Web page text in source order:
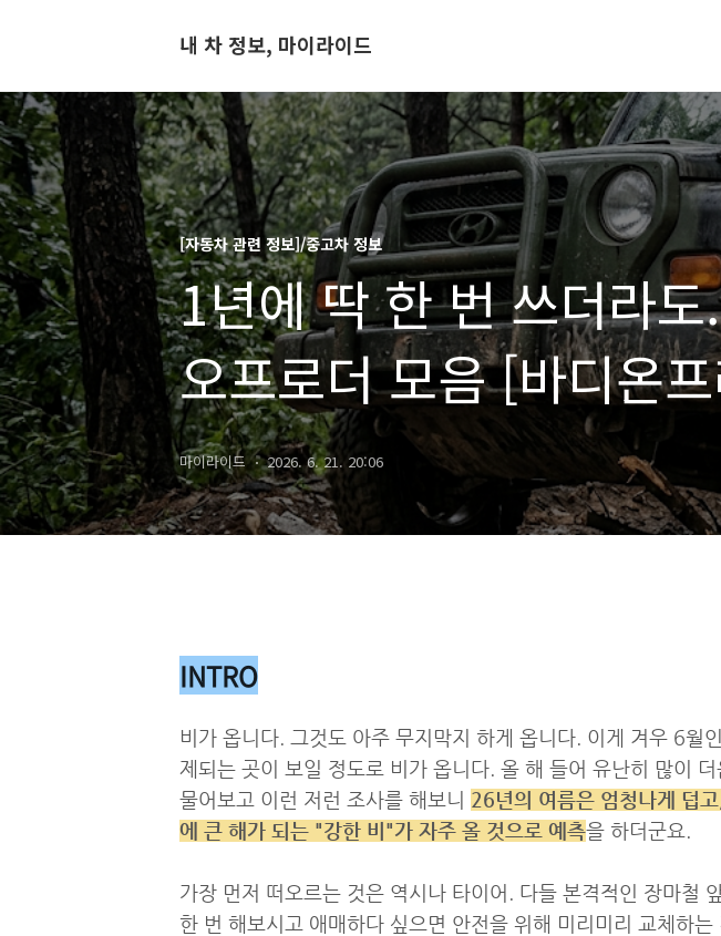
내 차 정보, 마이라이드
[자동차 관련 정보]/중고차 정보
1년에 딱 한 번 쓰더라
오프로더 모음 [바디온
+LOW기어]
마이라이드 2026. 6. 21. 20:06
INTRO
비가 옵니다. 그것도 아주 무지막지 하게 옵니다. 이게 겨우 6월
제되는 곳이 보일 정도로 비가 옵니다. 올 해 들어 유난히 많이
물어보고 이런 저런 조사를 해보니 26년의 여름은 엄청나게 덥
에 큰 해가 되는 "강한 비"가 자주 올 것으로 예측을 하더군요.
가장 먼저 떠오르는 것은 역시나 타이어. 다들 본격적인 장마철
한 번 해보시고 애매하다 싶으면 안전을 위해 미리미리 교체하는